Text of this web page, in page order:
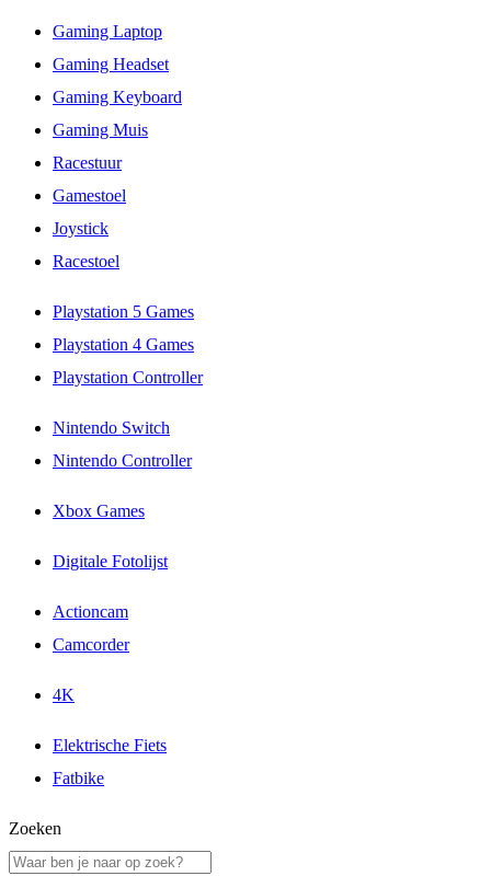
Gaming Laptop
Gaming Headset
Gaming Keyboard
Gaming Muis
Racestuur
Gamestoel
Joystick
Racestoel
Playstation 5 Games
Playstation 4 Games
Playstation Controller
Nintendo Switch
Nintendo Controller
Xbox Games
Digitale Fotolijst
Actioncam
Camcorder
4K
Elektrische Fiets
Fatbike
Zoeken